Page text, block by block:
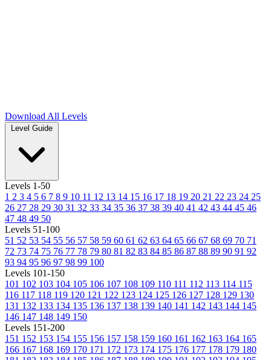
Download All Levels
Level Guide
Levels 1-50
1 2 3 4 5 6 7 8 9 10 11 12 13 14 15 16 17 18 19 20 21 22 23 24 25
26 27 28 29 30 31 32 33 34 35 36 37 38 39 40 41 42 43 44 45 46
47 48 49 50
Levels 51-100
51 52 53 54 55 56 57 58 59 60 61 62 63 64 65 66 67 68 69 70 71
72 73 74 75 76 77 78 79 80 81 82 83 84 85 86 87 88 89 90 91 92
93 94 95 96 97 98 99 100
Levels 101-150
101 102 103 104 105 106 107 108 109 110 111 112 113 114 115
116 117 118 119 120 121 122 123 124 125 126 127 128 129 130
131 132 133 134 135 136 137 138 139 140 141 142 143 144 145
146 147 148 149 150
Levels 151-200
151 152 153 154 155 156 157 158 159 160 161 162 163 164 165
166 167 168 169 170 171 172 173 174 175 176 177 178 179 180